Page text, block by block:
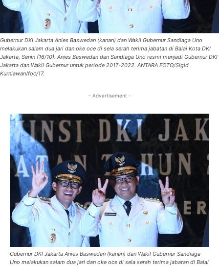
Gubernur DKI Jakarta Anies Baswedan (kanan) dan Wakil Gubernur Sandiaga Uno
melakukan salam dua jari dan oke oce di sela serah terima jabatan di Balai Kota DKI
Jakarta, Senin (16/10). Anies Baswedan dan Sandiaga Uno resmi menjadi Gubernur DKI
Jakarta dan Wakil Gubernur untuk periode 2017-2022. ANTARA FOTO/Sigid
Kurniawan/foc/17.
- Advertisement -
Gubernur DKI Jakarta Anies Baswedan (kanan) dan Wakil Gubernur Sandiaga
Uno melakukan salam dua jari dan oke oce di sela serah terima jabatan di Balai